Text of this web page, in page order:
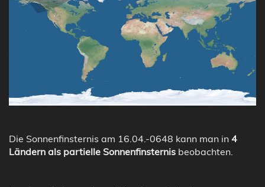
Die Sonnenfinsternis am 16.04.-0648 kann man in 4
Ländern als partielle Sonnenfinsternis beobachten.